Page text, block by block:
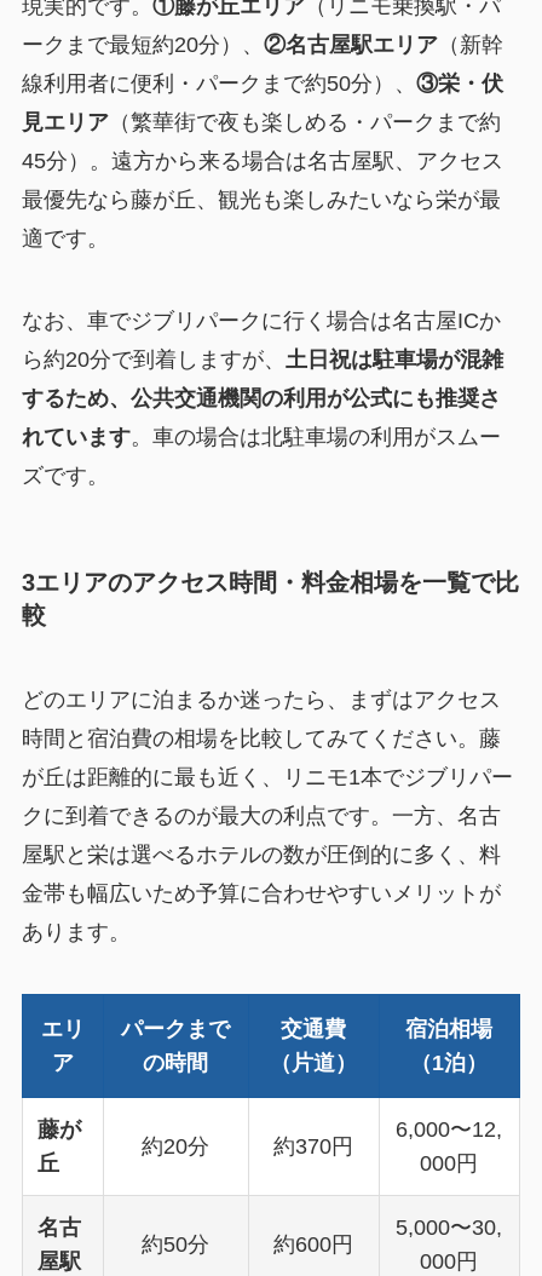
現実的です。 ①藤が丘エリア （リニモ乗換駅・パ
ークまで最短約20分）、 ②名古屋駅エリア（新幹
線利用者に便利・パークまで約50分）、 ③栄・伏
見エリア（繁華街で夜も楽しめる・パークまで約
45分）。遠方から来る場合は名古屋駅、アクセス
最優先なら藤が丘、観光も楽しみたいなら栄が最
適です。
なお、車でジブリパークに行く場合は名古屋ICか
ら約20分で到着しますが、 土日祝は駐車場が混雑
するため、公共交通機関の利用が公式にも推奨さ
れています。車の場合は北駐車場の利用がスムー
ズです。
3エリアのアクセス時間・料金相場を一覧で比
較
どのエリアに泊まるか迷ったら、まずはアクセス
時間と宿泊費の相場を比較してみてください。藤
が丘は距離的に最も近く、リニモ1本でジブリパー
クに到着できるのが最大の利点です。一方、名古
屋駅と栄は選べるホテルの数が圧倒的に多く、料
金帯も幅広いため予算に合わせやすいメリットが
あります。
エリ
ア
パークまで
の時間
交通費
（片道）
宿泊相場
（1泊）
藤が
丘
約20分 約370円
6,000〜12,
000円
名古
屋駅
約50分 約600円
5,000〜30,
000円